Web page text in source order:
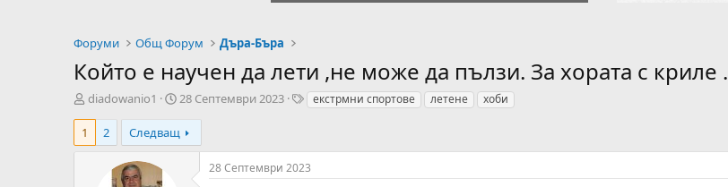
Форуми Общ Форум Дъра-Бъра
Който е научен да лети ,не може да пълзи. За хората с криле .
А
о
diadowanio1
Н
ч
а
28 Септември 2023
Tекстрмни спортове летене хоби
1 2 Следващ
28 Септември 2023